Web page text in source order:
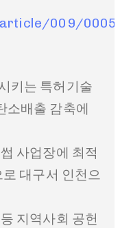
009/
키는 특허기술
소배출 감축에
사업장에 최적
로 대구서 인천으
지역사회 공헌